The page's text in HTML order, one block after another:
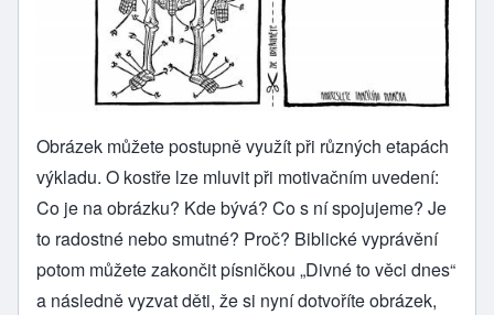
Obrázek můžete postupně využít při různých etapách
výkladu. O kostře lze mluvit při motivačním uvedení:
Co je na obrázku? Kde bývá? Co s ní spojujeme? Je
to radostné nebo smutné? Proč? Biblické vyprávění
potom můžete zakončit písničkou „Divné to věci dnes“
a následně vyzvat děti, že si nyní dotvoříte obrázek,